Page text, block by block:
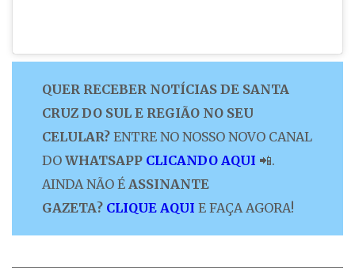
QUER RECEBER NOTÍCIAS DE SANTA
CRUZ DO SUL E REGIÃO NO SEU
CELULAR? ENTRE NO NOSSO NOVO CANAL
DO WHATSAPP CLICANDO AQUI 📲.
AINDA NÃO É ASSINANTE
GAZETA? CLIQUE AQUI E FAÇA AGORA!